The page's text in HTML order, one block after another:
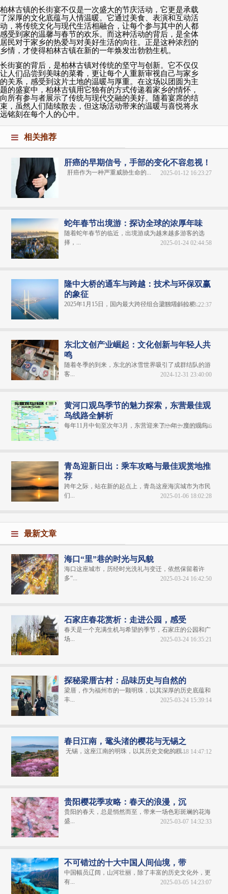
柏林古镇的长街宴不仅是一次盛大的节庆活动，它更是承载
了深厚的文化底蕴与人情温暖。它通过美食、表演和互动活
动，将传统文化与现代生活相融合，让每个参与其中的人都
感受到家的温馨与春节的欢乐。而这种活动的背后，是全体
居民对于家乡的热爱与对美好生活的向往。正是这种浓烈的
乡情，才使得柏林古镇在新的一年焕发出勃勃生机。
长街宴的背后，是柏林古镇对传统的坚守与创新。它不仅仅
让人们品尝到美味的菜肴，更让每个人重新审视自己与家乡
的关系，感受到这片土地的温暖与厚重。在这场以团圆为主
题的盛宴中，柏林古镇用它独有的方式传递着家乡的情怀，
向所有参与者展示了传统与现代交融的美好。随着宴席的结
束，虽然人们陆续散去，但这场活动带来的温暖与喜悦将永
远铭刻在每个人的心中。
相关推荐
肝癌的早期信号，手部的变化不容忽视！
肝癌作为一种严重威胁生命的... 2025-01-12 16:23:27
蛇年春节出境游：探访全球的浓厚年味
随着蛇年春节的临近，出境游成为越来越多游客的选
择，...
2025-01-24 02:44:58
隆中大桥的通车与跨越：技术与环保双赢
的象征
2025年1月15日，国内最大跨径组合梁独塔斜拉桥...
2025-02-09 13:22:37
东北文创产业崛起：文化创新与年轻人共
鸣
随着冬季的到来，东北的冰雪世界吸引了成群结队的游
客...
2024-12-31 23:40:00
黄河口观鸟季节的魅力探索，东营最佳观
鸟线路全解析
每年11月中旬至次年3月，东营迎来了一年一度的观鸟...
2024-12-29 22:30:36
青岛迎新日出：乘车攻略与最佳观赏地推
荐
跨年之际，站在新的起点上，青岛这座海滨城市为市民
们...
2025-01-06 18:02:28
最新文章
海口“里”巷的时光与风貌
海口这座城市，历经时光洗礼与变迁，依然保留着许
多“...
2025-03-24 16:42:50
石家庄春花赏析：走进公园，感受
春天是一个充满生机与希望的季节，石家庄的公园和广
场...
2025-03-24 16:35:21
探秘梁厝古村：品味历史与自然的
梁厝，作为福州市的一颗明珠，以其深厚的历史底蕴和
丰...
2025-03-24 15:39:14
春日江南，鼋头渚的樱花与无锡之
无锡，这座江南的明珠，以其历史文化的积...2025-03-18 14:47:12
贵阳樱花季攻略：春天的浪漫，沉
贵阳的春天，总是悄然而至，带来一场色彩斑斓的花海
盛...
2025-03-07 14:32:33
不可错过的十大中国人间仙境，带
中国幅员辽阔，山河壮丽，除了丰富的历史文化外，更
有...
2025-03-05 14:23:07